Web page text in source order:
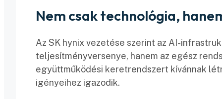
Nem csak technológia,
Az SK hynix vezetése szerint az AI-
teljesítményversenye, hanem az egész
együttműködési keretrendszert kívánnak
igényeihez igazodik.